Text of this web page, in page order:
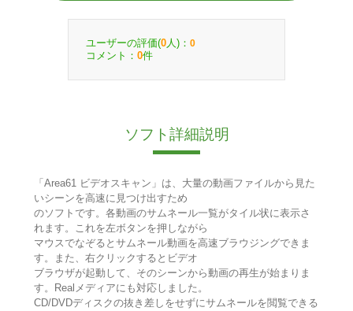
ユーザーの評価(0 人)： 0
コメント： 0件
ソフト詳細説明
「Area61 ビデオスキャン」は、大量の動画ファイルから見た
いシーンを高速に見つけ出すため
のソフトです。各動画のサムネール一覧がタイル状に表示さ
れます。これを左ボタンを押しながら
マウスでなぞるとサムネール動画を高速ブラウジングできま
す。また、右クリックするとビデオ
ブラウザが起動して、そのシーンから動画の再生が始まりま
す。Realメディアにも対応しました。
CD/DVDディスクの抜き差しをせずにサムネールを閲覧できる